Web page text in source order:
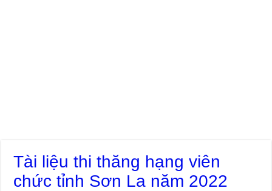
Tài liệu thi thăng hạng viên
chức tỉnh Sơn La năm 2022